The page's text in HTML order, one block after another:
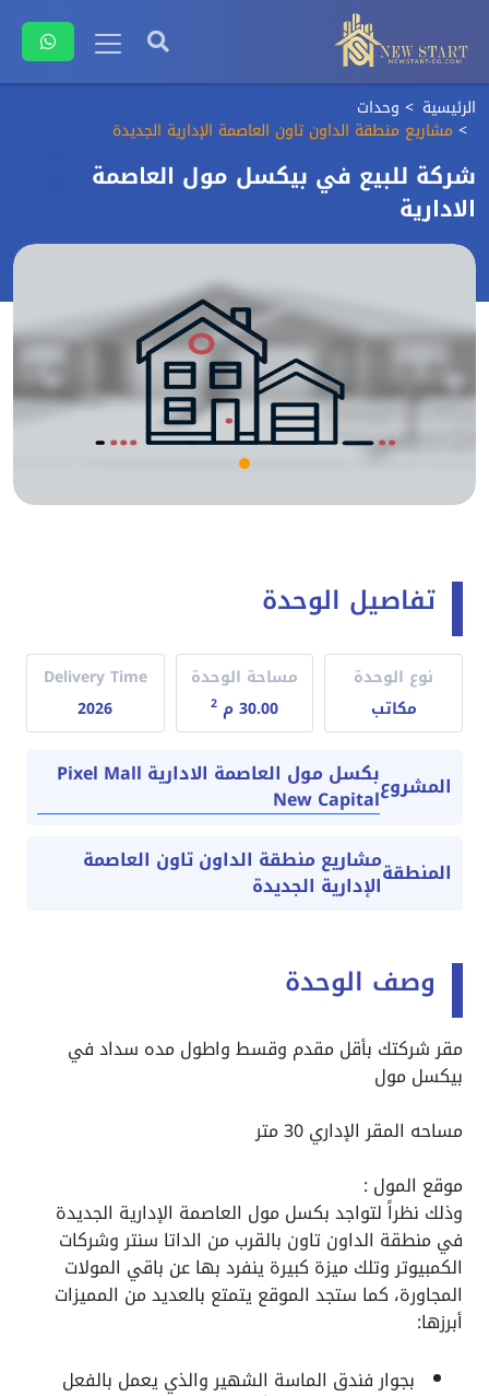
الرئيسية وحدات
مشاريع منطقة الداون تاون العاصمة الإدارية الجديدة
شركة للبيع في بيكسل مول العاصمة
الادارية
تفاصيل الوحدة
نوع الوحدة
مكاتب
مساحة الوحدة
30.00 م
2
Delivery Time
2026
المشروع بكسل مول العاصمة الادارية Pixel Mall
New Capital
المنطقةمشاريع منطقة الداون تاون العاصمة
الإدارية الجديدة
وصف الوحدة
مقر شركتك بأقل مقدم وقسط واطول مده سداد في
بيكسل مول
مساحه المقر الإداري 30 متر
موقع المول :
وذلك نظراً لتواجد بكسل مول العاصمة الإدارية الجديدة
في منطقة الداون تاون بالقرب من الداتا سنتر وشركات
الكمبيوتر وتلك ميزة كبيرة ينفرد بها عن باقي المولات
المجاورة، كما ستجد الموقع يتمتع بالعديد من المميزات
أبرزها:
بجوار فندق الماسة الشهير والذي يعمل بالفعل